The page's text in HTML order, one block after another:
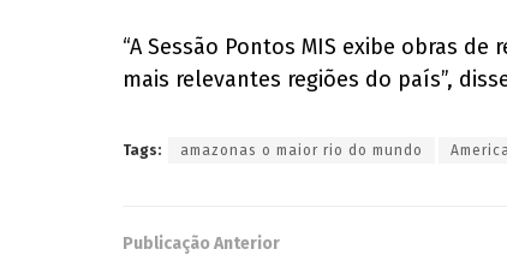
“A Sessão Pontos MIS exibe obras
mais relevantes regiões do país”,
Tags: amazonas o maior rio do mundo
Publicação Anterior